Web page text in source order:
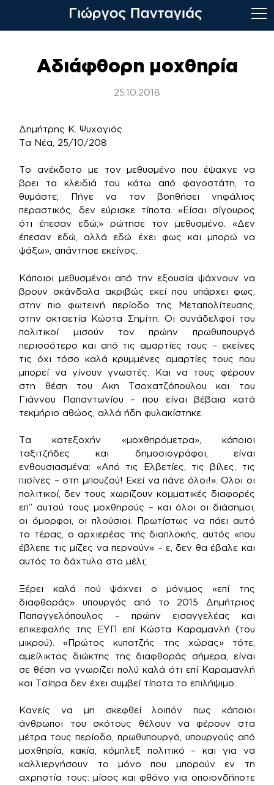
Αδιάφθορη μοχθηρία
25.10.2018
Δημήτρης Κ. Ψυχογιός
Τα Νέα, 25/10/208
Το ανέκδοτο με τον μεθυσμένο που έψαχνε να
βρει τα κλειδιά του κάτω από φανοστάτη, το
θυμάστε; Πήγε να τον βοηθήσει νηφάλιος
περαστικός, δεν εύρισκε τίποτα. «Είσαι σίγουρος
ότι έπεσαν εδώ;» ρώτησε τον μεθυσμένο. «Δεν
έπεσαν εδώ, αλλά εδώ έχει φως και μπορώ να
ψάξω», απάντησε εκείνος.
Κάποιοι μεθυσμένοι από την εξουσία ψάχνουν να
βρουν σκάνδαλα ακριβώς εκεί που υπάρχει φως,
στην πιο φωτεινή περίοδο της Μεταπολίτευσης,
στην οκταετία Κώστα Σημίτη. Οι συνάδελφοί του
πολιτικοί μισούν τον πρώην πρωθυπουργό
περισσότερο και από τις αμαρτίες τους – εκείνες
τις όχι τόσο καλά κρυμμένες αμαρτίες τους που
μπορεί να γίνουν γνωστές. Και να τους φέρουν
στη θέση του Ακη Τσοχατζόπουλου και του
Γιάννου Παπαντωνίου – που είναι βέβαια κατά
τεκμήριο αθώος, αλλά ήδη φυλακίστηκε.
Τα κατεξοχήν «μοχθηρόμετρα», κάποιοι
ταξιτζήδες και δημοσιογράφοι, είναι
ενθουσιασμένα: «Από τις Ελβετίες, τις βίλες, τις
πισίνες – στη μπουζού! Εκεί να πάνε όλοι!». Ολοι οι
πολιτικοί, δεν τους χωρίζουν κομματικές διαφορές
επ” αυτού τους μοχθηρούς – και όλοι οι διάσημοι,
οι όμορφοι, οι πλούσιοι. Πρωτίστως να πάει αυτό
το τέρας, ο αρχιερέας της διαπλοκής, αυτός «που
έβλεπε τις μίζες να περνούν» – ε, δεν θα έβαλε και
αυτός το δάχτυλο στο μέλι;
Ξέρει καλά πού ψάχνει ο μόνιμος «επί της
διαφθοράς» υπουργός από το 2015 Δημήτριος
Παπαγγελόπουλος – πρώην εισαγγελέας και
επικεφαλής της ΕΥΠ επί Κώστα Καραμανλή (του
μικρού). «Πρώτος κυπατζής της χώρας» τότε,
αμείλικτος διώκτης της διαφθοράς σήμερα, είναι
σε θέση να γνωρίζει πολύ καλά ότι επί Καραμανλή
και Τσίπρα δεν έχει συμβεί τίποτα το επιλήψιμο.
Κανείς να μη σκεφθεί λοιπόν πως κάποιοι
άνθρωποι του σκότους θέλουν να φέρουν στα
μέτρα τους περίοδο, πρωθυπουργό, υπουργούς από
μοχθηρία, κακία, κόμπλεξ πολιτικό – και για να
καλλιεργήσουν το μόνο που μπορούν εν τη
αχρηστία τους: μίσος και φθόνο για οποιονδήποτε